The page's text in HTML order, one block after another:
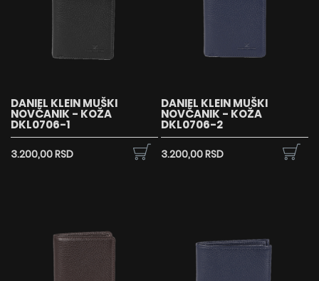
DANIEL KLEIN MUŠKI
NOVČANIK - KOŽA
DKL0706-1
3.200,00 RSD
DANIEL KLEIN MUŠKI
NOVČANIK - KOŽA
DKL0706-2
3.200,00 RSD